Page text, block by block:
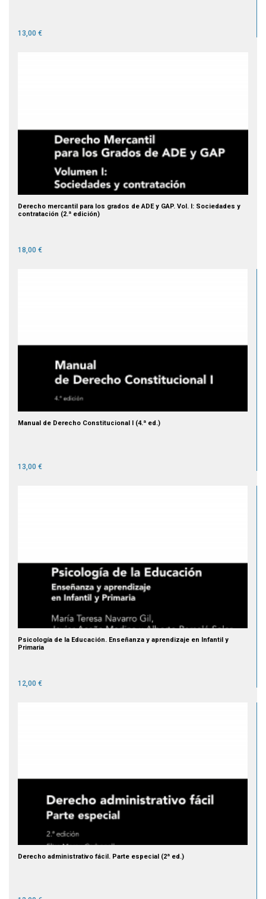
13,00 €
Derecho mercantil para los grados de ADE y GAP. Vol. I: Sociedades y
contratación (2.ª edición)
18,00 €
Manual de Derecho Constitucional I (4.ª ed.)
13,00 €
Psicología de la Educación. Enseñanza y aprendizaje en Infantil y
Primaria
12,00 €
Derecho administrativo fácil. Parte especial (2ª ed.)